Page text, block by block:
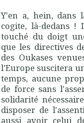
Y'en a, hein, dans
cogite, là-dedans
touché du doigt
que les directives
des Oukases
l'Europe suscitera
temps, aucune
de force sans
solidarité
disposer de
aussi avoir celui